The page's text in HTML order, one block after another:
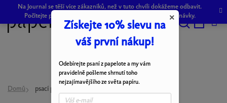
obsah
Na Journal se těší více zákazníků, než v tuto chvíli dokážeme odbavit.
Počítejte prosím s drobným zpožděním při odeslání objednávky.
Hledat
Domů psací potřeby
×
Získejte 10% slevu na
váš první nákup!
Odebírejte psaní z papelote a my vám
pravidelně pošleme shrnutí toho
nejzajímavějšího ze světa papíru.